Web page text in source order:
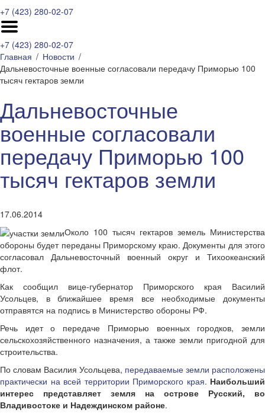
+7 (423) 280-02-07
+7 (423) 280-02-07
Главная
Новости
Дальневосточные военные согласовали передачу Приморью 100
тысяч гектаров земли
Дальневосточные
военные согласовали
передачу Приморью 100
тысяч гектаров земли
17.06.2014
Около 100 тысяч гектаров земель Министерства
обороны будет переданы Приморскому краю. Документы для этого
согласовал Дальневосточный военный округ и Тихоокеанский
флот.
Как сообщил вице-губернатор Приморского края Василий
Усольцев, в ближайшее время все необходимые документы
отправятся на подпись в Министерство обороны РФ.
Речь идет о передаче Приморью военных городков, земли
сельскохозяйственного назначения, а также земли пригодной для
строительства.
По словам Василия Усольцева, передаваемые земли расположены
практически на всей территории Приморского края. Наибольший
интерес представляет земля на острове Русский, во
Владивостоке и Надеждинском районе.